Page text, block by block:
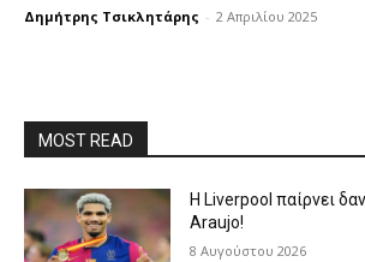
Δημήτρης Τσικλητάρης - 2 Απριλίου 2025
MOST READ
Η Liverpool παίρνει
Araujo!
8 Αυγούστου 2026